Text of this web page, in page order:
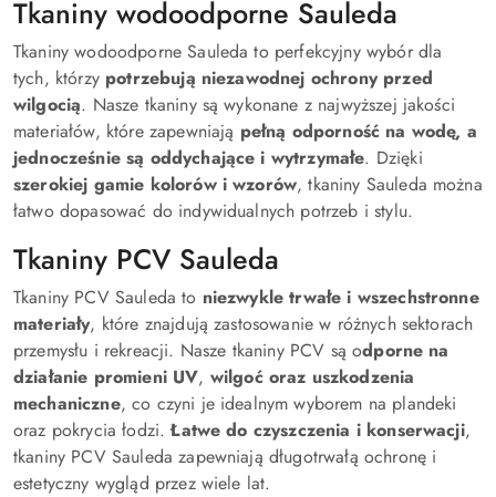
Tkaniny wodoodporne Sauleda
Tkaniny wodoodporne Sauleda to perfekcyjny wybór dla
tych, którzypotrzebują niezawodnej ochrony przed
wilgocią. Nasze tkaniny są wykonane z najwyższej jakości
materiałów, które zapewniają pełną odporność na wodę, a
jednocześnie są oddychające i wytrzymałe. Dzięki
szerokiej gamie kolorów i wzorów, tkaniny Sauleda można
łatwo dopasować do indywidualnych potrzeb i stylu.
Tkaniny PCV Sauleda
Tkaniny PCV Sauleda to niezwykle trwałe i wszechstronne
materiały, które znajdują zastosowanie w różnych sektorach
przemysłu i rekreacji. Nasze tkaniny PCV są odporne na
działanie promieni UV, wilgoć oraz uszkodzenia
mechaniczne, co czyni je idealnym wyborem na plandeki
oraz pokrycia łodzi.Łatwe do czyszczenia i konserwacji,
tkaniny PCV Sauleda zapewniają długotrwałą ochronę i
estetyczny wygląd przez wiele lat.